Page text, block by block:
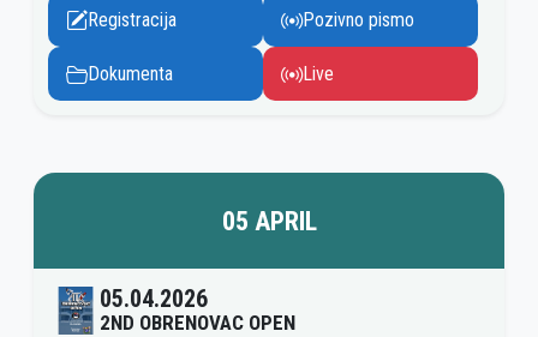
Registracija Pozivno pismo
Dokumenta Live
05 APRIL
05.04.2026
2ND OBRENOVAC OPEN